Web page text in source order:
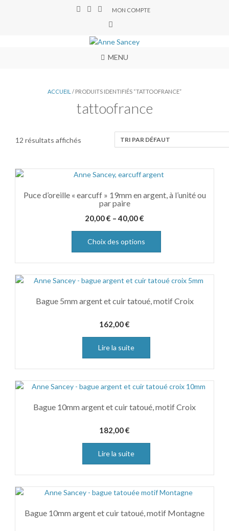
MON COMPTE
MENU
ACCUEIL / PRODUITS IDENTIFIÉS “TATTOOFRANCE”
tattoofrance
12 résultats affichés
Puce d’oreille « earcuff » 19mm en argent, à l’unité ou
par paire
20,00€ –40,00€
Choix des options
Bague 5mm argent et cuir tatoué, motif Croix
162,00€
Lire la suite
Bague 10mm argent et cuir tatoué, motif Croix
182,00€
Lire la suite
Bague 10mm argent et cuir tatoué, motif Montagne